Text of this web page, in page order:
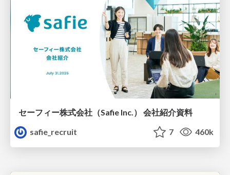
セーフィー株式会社（Safie Inc.） 会社紹介資料
safie_recruit
7 460k